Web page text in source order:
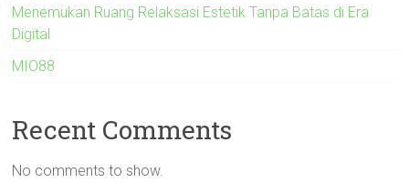
Menemukan Ruang Relaksasi Estetik Tanpa Batas di Era
Digital
MIO88
Recent Comments
No comments to show.